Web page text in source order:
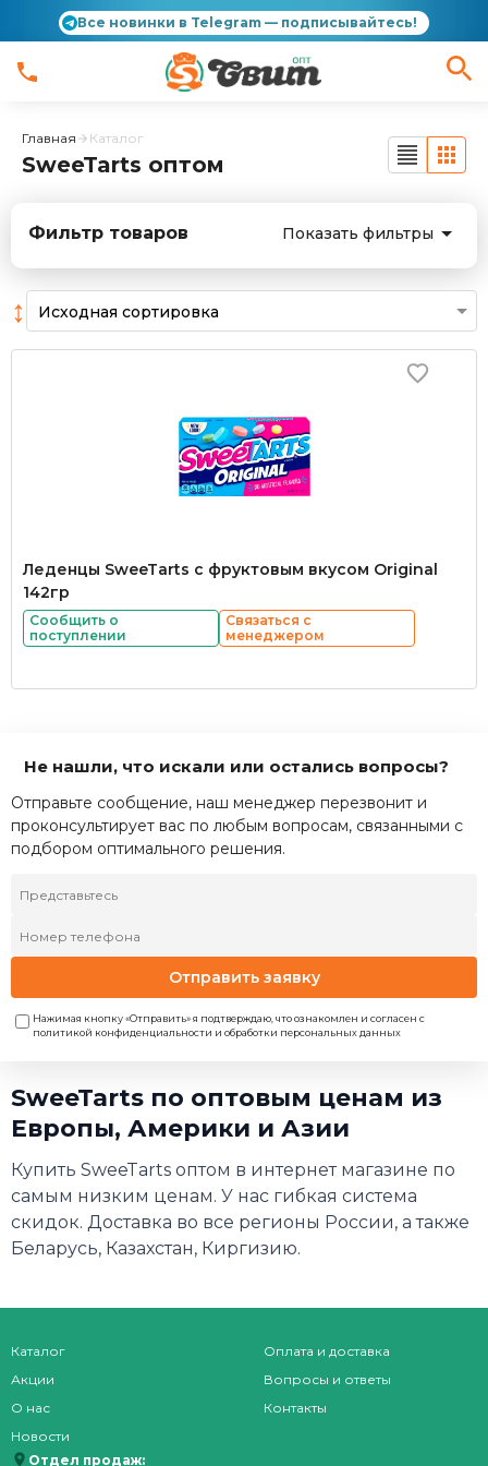
Все новинки в Telegram — подписывайтесь!
Главная Каталог
SweeTarts оптом
Фильтр товаров Показать фильтры
↕
Леденцы SweeTarts с фруктовым вкусом Original
142гр
Сообщить о
поступлении
Связаться с
менеджером
Не нашли, что искали или остались вопросы?
Отправьте сообщение, наш менеджер перезвонит и
проконсультирует вас по любым вопросам, связанными с
подбором оптимального решения.
Отправить заявку
Нажимая кнопку «Отправить» я подтверждаю, что ознакомлен и согласен с
политикой конфиденциальности и обработки персональных данных
SweeTarts по оптовым ценам из
Европы, Америки и Азии
Купить SweeTarts оптом в интернет магазине по
самым низким ценам. У нас гибкая система
скидок. Доставка во все регионы России, а также
Беларусь, Казахстан, Киргизию.
Каталог
Акции
О нас
Новости
Оплата и доставка
Вопросы и ответы
Контакты
Отдел продаж: